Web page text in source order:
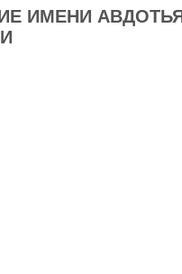
ИМЕНИ